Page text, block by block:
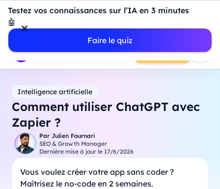
Testez vos connaissances sur l’IA en 3 minutes
🤖
Faire le quiz
Introduction à Power BI : construisez votre premier
dashboard de A à Z
- Mardi 11 Août
18h00
Professionnels
Étudiants Parents Entreprises
Prendre RDV
Intelligence artificielle
Comment utiliser ChatGPT avec
Zapier ?
Par Julien Fournari
SEO & Growth Manager
Dernière mise à jour le 17/6/2026
Vous voulez créer votre app sans coder ?
Maîtrisez le no-code en 2 semaines.